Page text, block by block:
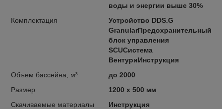
воды и энергии выше 30%
Комплектация
Устройство DDS.G
GranularПредохранительный
блок управления
SCUСистема
ВентуриИнструкция
Объем бассейна, м³
до 2000
Размер
1200 х 500 мм
Скачиваемые материалы
Инструкция